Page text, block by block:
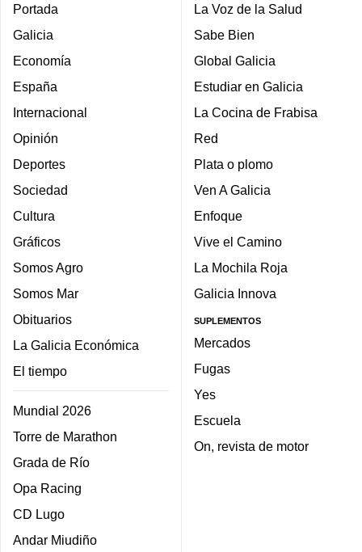
Portada
Galicia
Economía
España
Internacional
Opinión
Deportes
Sociedad
Cultura
Gráficos
Somos Agro
Somos Mar
Obituarios
La Galicia Económica
El tiempo
Mundial 2026
Torre de Marathon
Grada de Río
Opa Racing
CD Lugo
Andar Miudiño
La Voz de la Salud
Sabe Bien
Global Galicia
Estudiar en Galicia
La Cocina de Frabisa
Red
Plata o plomo
Ven A Galicia
Enfoque
Vive el Camino
La Mochila Roja
Galicia Innova
SUPLEMENTOS
Mercados
Fugas
Yes
Escuela
On, revista de motor